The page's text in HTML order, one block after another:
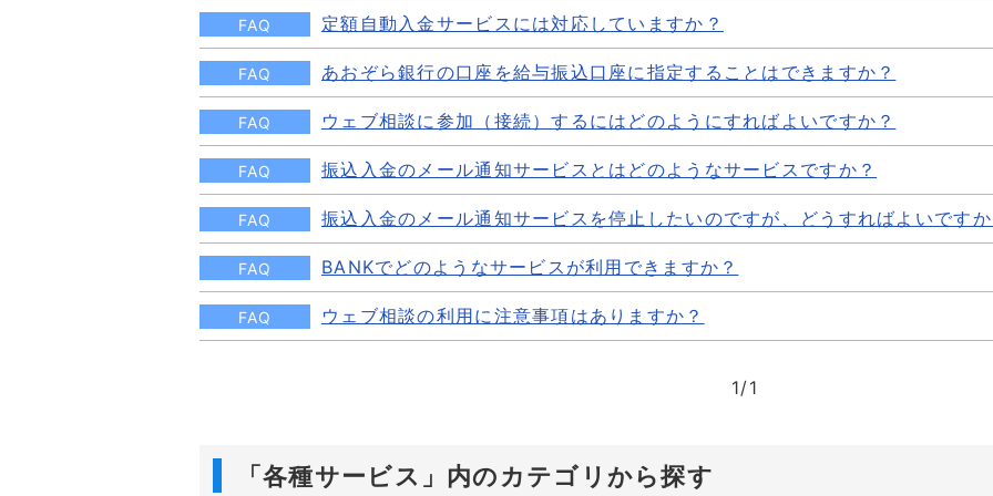
FAQ
定額自動入金サービスには対応していますか？
FAQ
あおぞら銀行の口座を給与振込口座に指定することはできますか？
FAQ
ウェブ相談に参加（接続）するにはどのようにすればよいですか？
FAQ
振込入金のメール通知サービスとはどのようなサービスですか？
FAQ
振込入金のメール通知サービスを停止したいのですが、どうすればよいですか
FAQ
BANKでどのようなサービスが利用できますか？
FAQ
ウェブ相談の利用に注意事項はありますか？
1/1
「各種サービス」内のカテゴリから探す